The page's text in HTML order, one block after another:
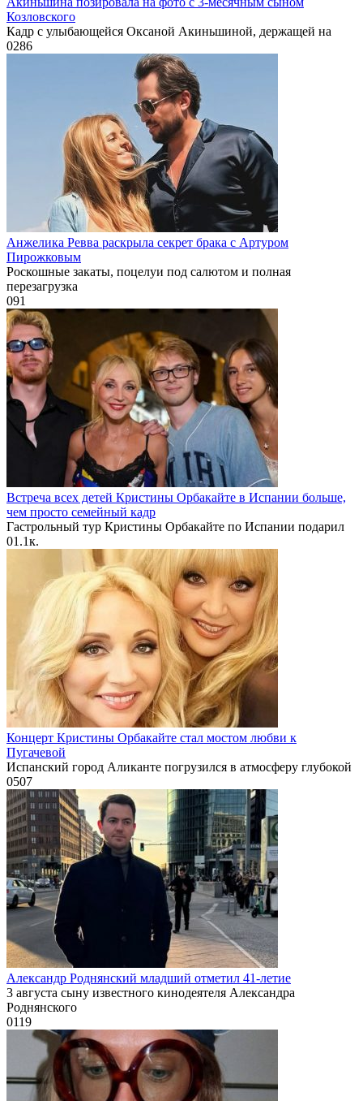
Козловского
Кадр с улыбающейся Оксаной Акиньшиной, держащей на
0286
Анжелика Ревва раскрыла секрет брака с Артуром
Пирожковым
Роскошные закаты, поцелуи под салютом и полная
перезагрузка
091
Встреча всех детей Кристины Орбакайте в Испании больше,
чем просто семейный кадр
Гастрольный тур Кристины Орбакайте по Испании подарил
01.1к.
Концерт Кристины Орбакайте стал мостом любви к
Пугачевой
Испанский город Аликанте погрузился в атмосферу глубокой
0507
Александр Роднянский младший отметил 41-летие
3 августа сыну известного кинодеятеля Александра
Роднянского
0119